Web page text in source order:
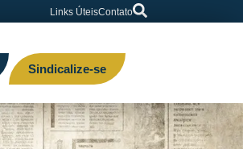
Links ÚteisContato
Sindicalize-se